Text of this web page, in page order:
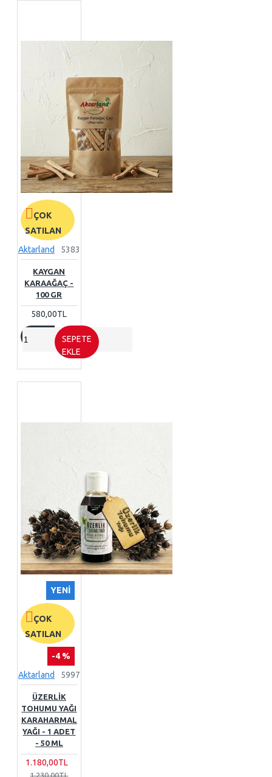
ÇOK
SATILAN
Aktarland
5383
KAYGAN
KARAAĞAÇ -
100 GR
580,00TL
SEPETE
EKLE
YENI
ÇOK
SATILAN
-4 %
Aktarland
5997
ÜZERLIK
TOHUMU YAĞI
KARAHARMAL
YAĞI - 1 ADET
- 50 ML
1.180,00TL
1.230,00TL